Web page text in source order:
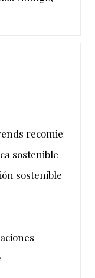
recomienda
sostenible
sostenible